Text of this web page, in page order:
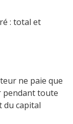
: total et
ne paie que
pendant toute
du capital